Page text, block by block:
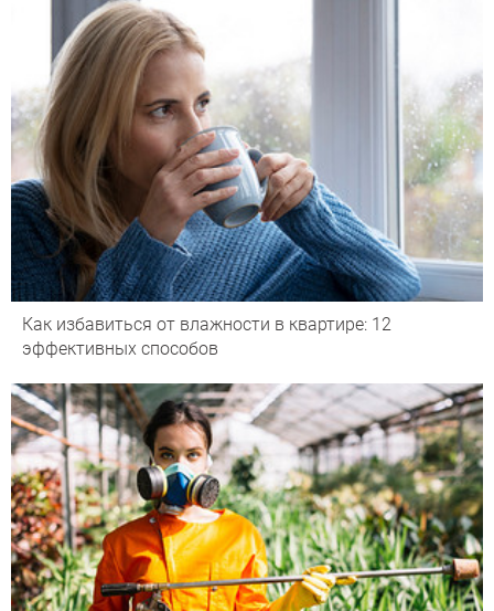
Как избавиться от влажности в квартире: 12
эффективных способов